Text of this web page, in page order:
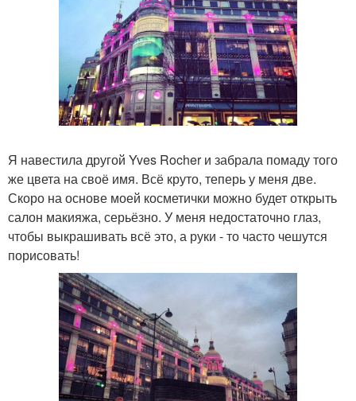
Я навестила другой Yves Rocher и забрала помаду того
же цвета на своё имя. Всё круто, теперь у меня две.
Скоро на основе моей косметички можно будет открыть
салон макияжа, серьёзно. У меня недостаточно глаз,
чтобы выкрашивать всё это, а руки - то часто чешутся
порисовать!